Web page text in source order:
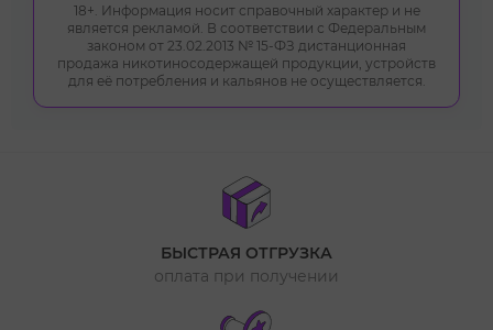
18+. Информация носит справочный характер и не
является рекламой. В соответствии с Федеральным
законом от 23.02.2013 № 15-ФЗ дистанционная
продажа никотиносодержащей продукции, устройств
для её потребления и кальянов не осуществляется.
БЫСТРАЯ ОТГРУЗКА
оплата при получении